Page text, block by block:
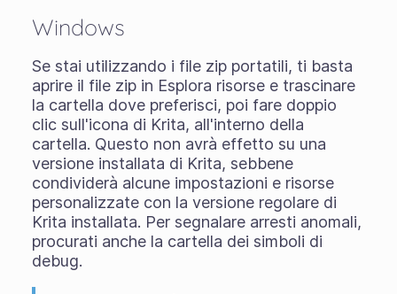
Windows
Se stai utilizzando i file zip portatili, ti basta
aprire il file zip in Esplora risorse e trascinare
la cartella dove preferisci, poi fare doppio
clic sull'icona di Krita, all'interno della
cartella. Questo non avrà effetto su una
versione installata di Krita, sebbene
condividerà alcune impostazioni e risorse
personalizzate con la versione regolare di
Krita installata. Per segnalare arresti anomali,
procurati anche la cartella dei simboli di
debug.